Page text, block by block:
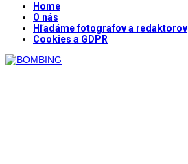
Home
O nás
Hľadáme fotografov a redaktorov
Cookies a GDPR